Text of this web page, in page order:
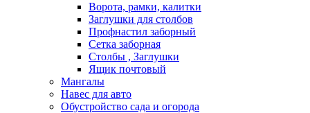
Ворота, рамки, калитки
Заглушки для столбов
Профнастил заборный
Сетка заборная
Столбы , Заглушки
Ящик почтовый
Мангалы
Навес для авто
Обустройство сада и огорода